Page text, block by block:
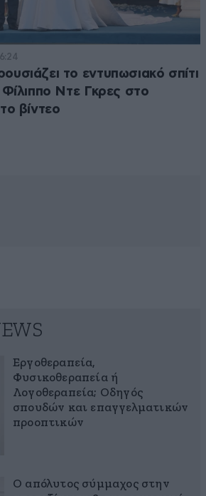
το εντυπωσιακό σπίτι
Ντε Γκρες στο
βίντεο
Εργοθεραπεία,
Φυσικοθεραπεία ή
Λογοθεραπεία; Οδηγός
σπουδών και επαγγελματικών
προοπτικών
Ο απόλυτος σύμμαχος στην